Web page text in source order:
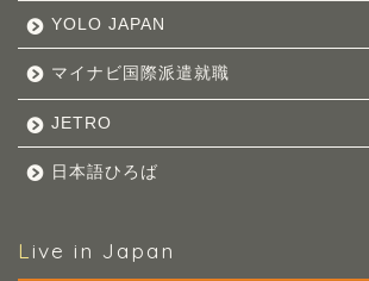
YOLO JAPAN
マイナビ国際派遣就職
JETRO
日本語ひろば
Live in Japan